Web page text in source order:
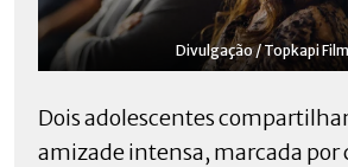
Divulgação / Topkapi
Dois adolescentes
amizade intensa, marcada